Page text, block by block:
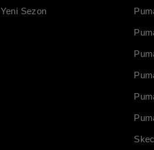
Yeni Sezon